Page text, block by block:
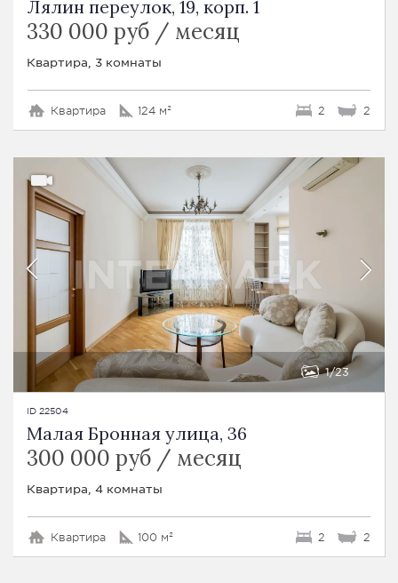
Лялин переулок, 19, корп. 1
330 000 руб / месяц
Квартира, 3 комнаты
Квартира 124 м² 2 2
1 23
ID 22504
Малая Бронная улица, 36
300 000 руб / месяц
Квартира, 4 комнаты
Квартира 100 м² 2 2